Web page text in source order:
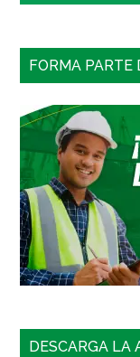
FORMA PARTE
DESCARGA LA